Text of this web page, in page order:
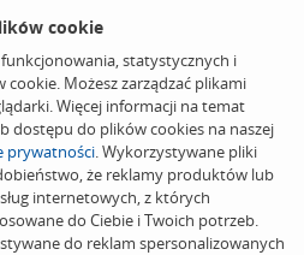
cookie
statystycznych i
Możesz zarządzać plikami
Więcej informacji na temat
dostępu do plików cookies na naszej
prywatności. Wykorzystywane pliki
że reklamy produktów lub
internetowych, z których
do Ciebie i Twoich potrzeb.
do reklam spersonalizowanych